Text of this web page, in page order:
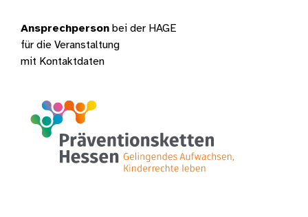
Ansprechperson bei der HAGE
für die Veranstaltung
mit Kontaktdaten